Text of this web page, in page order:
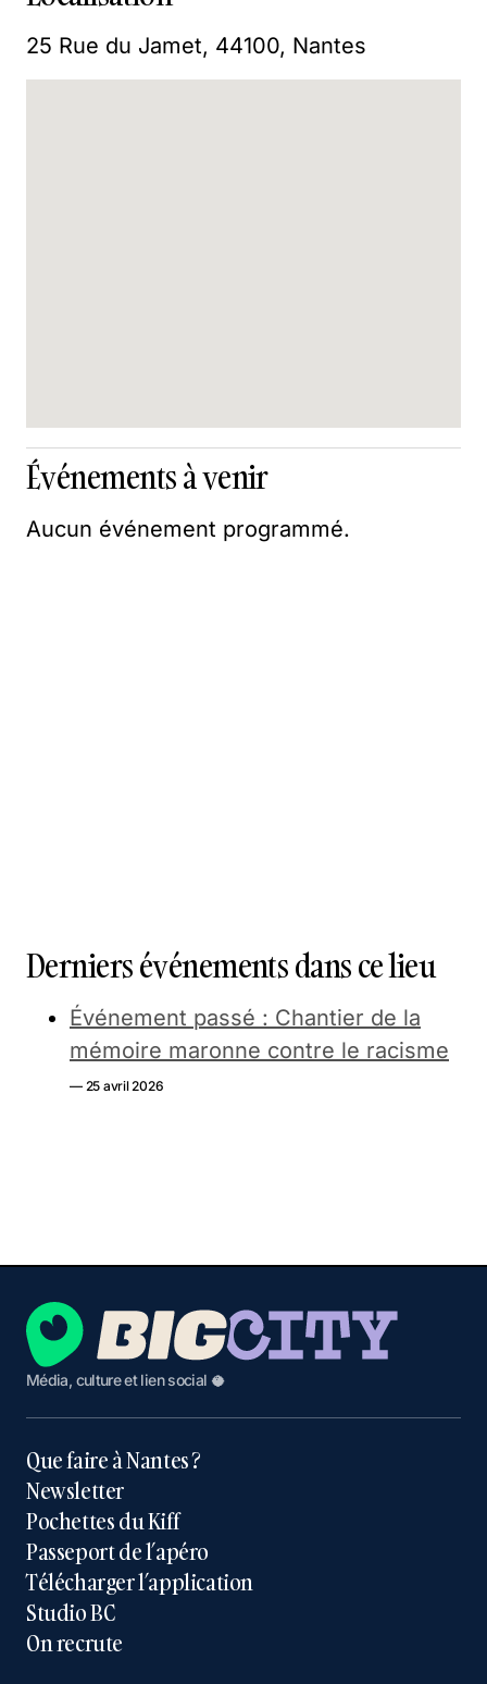
25 Rue du Jamet, 44100, Nantes
Événements à venir
Aucun événement programmé.
Derniers événements dans ce lieu
Événement passé : Chantier de la
mémoire maronne contre le racisme
— 25 avril 2026
Média, culture et lien social 🥥
Que faire à Nantes ?
Newsletter
Pochettes du Kiff
Passeport de l’apéro
Télécharger l’application
Studio BC
On recrute